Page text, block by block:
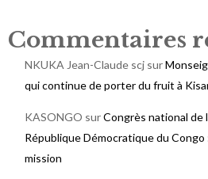
Commentaires
NKUKA Jean-Claude scj sur
qui continue de porter du fruit à
KASONGO surCongrès national de
République Démocratique du Congo
mission